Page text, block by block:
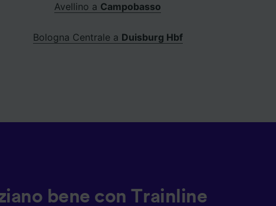
Avellino a Campobasso
Bologna Centrale a Duisburg Hbf
bene con Trainline